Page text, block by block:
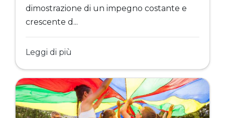
dimostrazione di un impegno costante e
crescente d...
Leggi di più